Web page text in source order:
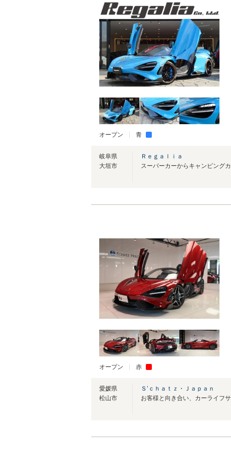
オープン 青
岐阜県
大垣市
Ｒｅｇａｌｉａ
オープン 赤
愛媛県
松山市
Ｓ’ｃｈａｔｚ・Ｊａｐａｎ